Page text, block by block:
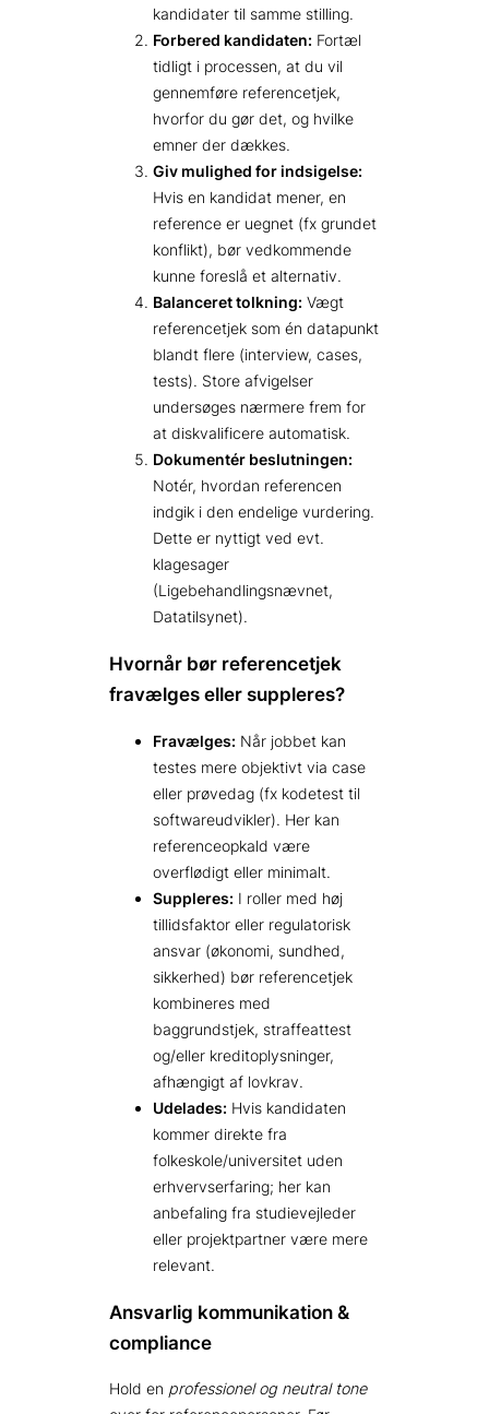
kandidater til samme stilling.
Forbered kandidaten: Fortæl
tidligt i processen, at du vil
gennemføre referencetjek,
hvorfor du gør det, og hvilke
emner der dækkes.
Giv mulighed for indsigelse:
Hvis en kandidat mener, en
reference er uegnet (fx grundet
konflikt), bør vedkommende
kunne foreslå et alternativ.
Balanceret tolkning: Vægt
referencetjek som én datapunkt
blandt flere (interview, cases,
tests). Store afvigelser
undersøges nærmere frem for
at diskvalificere automatisk.
Dokumentér beslutningen:
Notér, hvordan referencen
indgik i den endelige vurdering.
Dette er nyttigt ved evt.
klagesager
(Ligebehandlingsnævnet,
Datatilsynet).
Hvornår bør referencetjek
fravælges eller suppleres?
Fravælges: Når jobbet kan
testes mere objektivt via case
eller prøvedag (fx kodetest til
softwareudvikler). Her kan
referenceopkald være
overflødigt eller minimalt.
Suppleres: I roller med høj
tillidsfaktor eller regulatorisk
ansvar (økonomi, sundhed,
sikkerhed) bør referencetjek
kombineres med
baggrundstjek, straffeattest
og/eller kreditoplysninger,
afhængigt af lovkrav.
Udelades: Hvis kandidaten
kommer direkte fra
folkeskole/universitet uden
erhvervserfaring; her kan
anbefaling fra studievejleder
eller projektpartner være mere
relevant.
Ansvarlig kommunikation &
compliance
Hold en professionel og neutral tone